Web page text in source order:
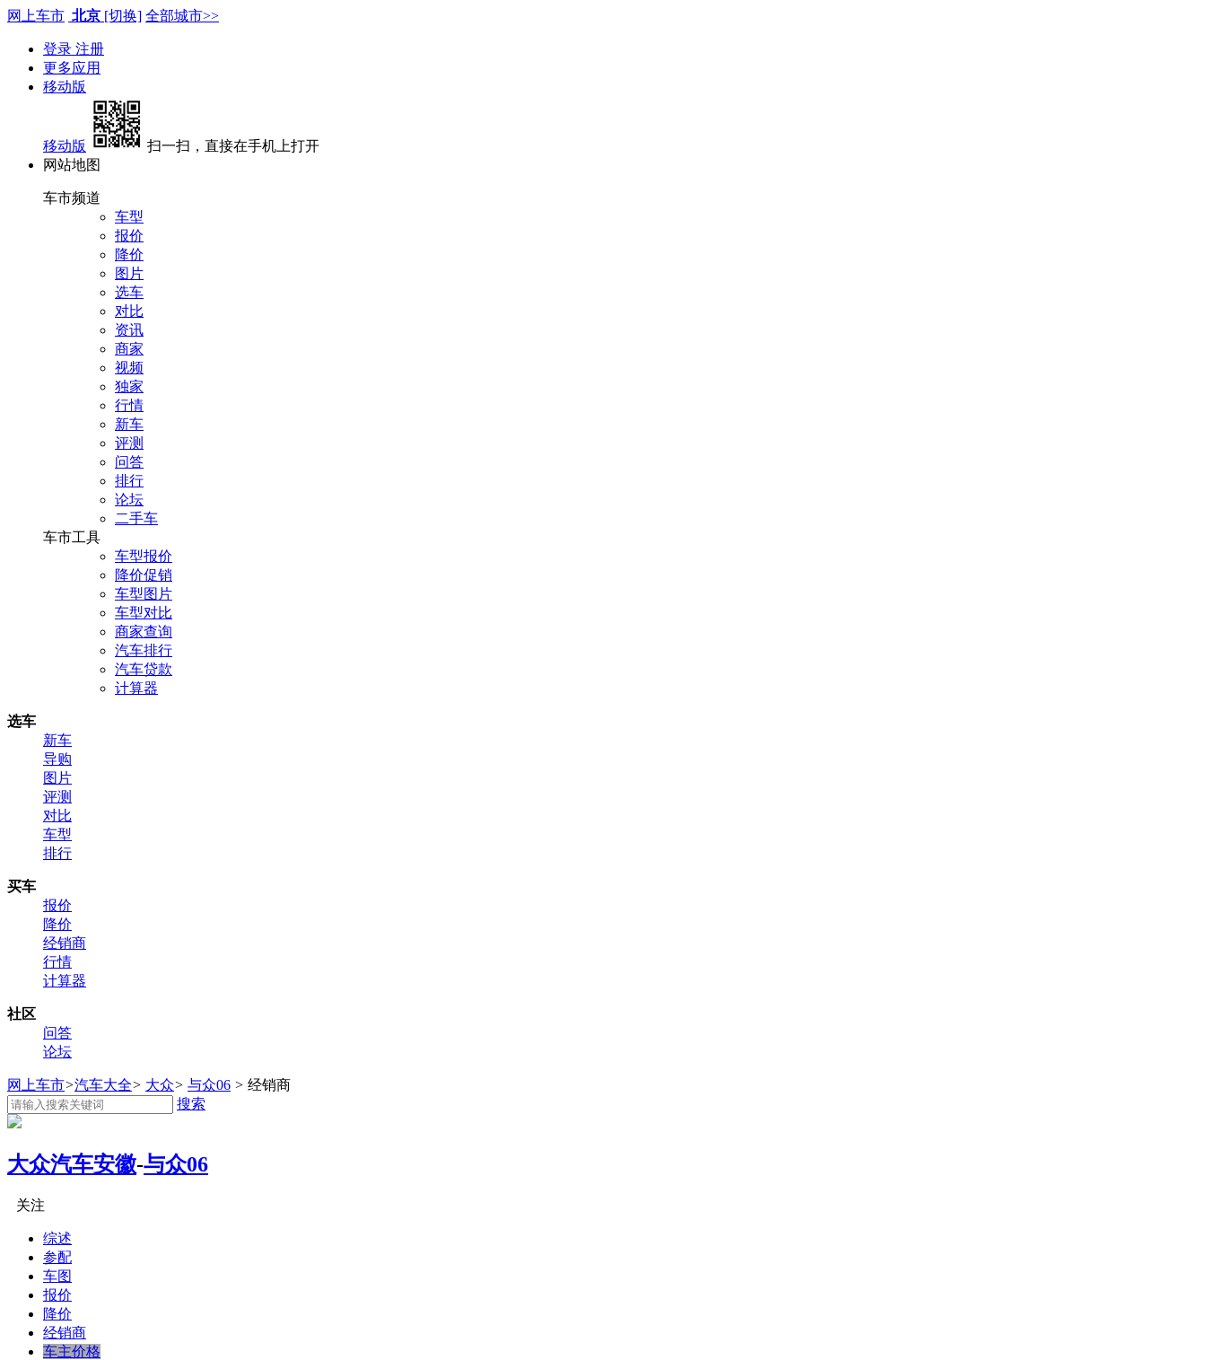
网上车市 北京 [切换] 全部城市>>
登录 注册
更多应用
移动版
移动版
扫一扫，直接在手机上打开
网站地图
车市频道
车型
报价
降价
图片
选车
对比
资讯
商家
视频
独家
行情
新车
评测
问答
排行
论坛
二手车
车市工具
车型报价
降价促销
车型图片
车型对比
商家查询
汽车排行
汽车贷款
计算器
选车
新车
导购
图片
评测
对比
车型
排行
买车
报价
降价
经销商
行情
计算器
社区
问答
论坛
网上车市>汽车大全> 大众> 与众06 > 经销商
搜索
大众汽车安徽-与众06
关注
综述
参配
车图
报价
降价
经销商
车主价格